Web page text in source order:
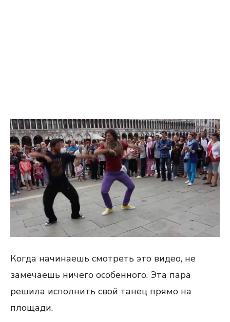
Когда начинаешь смотреть это видео, не
замечаешь ничего особенного. Эта пара
решила исполнить свой танец прямо на
площади.